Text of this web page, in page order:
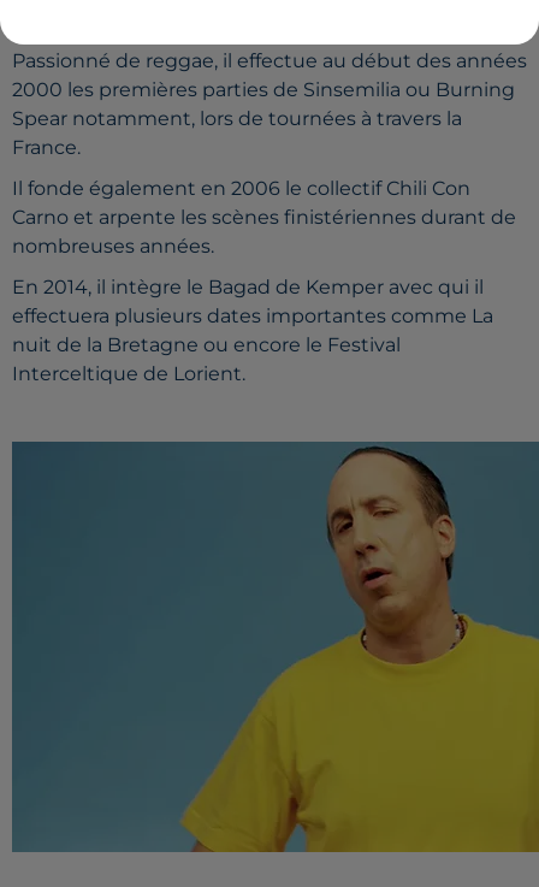
Passionné de reggae, il effectue au début des années
2000 les premières parties de Sinsemilia ou Burning
Spear notamment, lors de tournées à travers la
France.
Il fonde également en 2006 le collectif Chili Con
Carno et arpente les scènes finistériennes durant de
nombreuses années.
En 2014, il intègre le Bagad de Kemper avec qui il
effectuera plusieurs dates importantes comme La
nuit de la Bretagne ou encore le Festival
Interceltique de Lorient.